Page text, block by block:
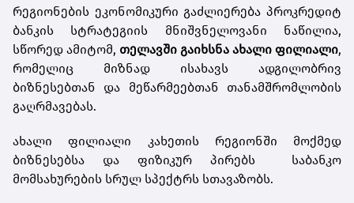
რეგიონების ეკონომიკური გაძლიერება პროკრედიტ
ბანკის სტრატეგიის მნიშვნელოვანი ნაწილია,
სწორედ ამიტომ, თელავში გაიხსნა ახალი ფილიალი,
რომელიც მიზნად ისახავს ადგილობრივ
ბიზნესებთან და მეწარმეებთან თანამშრომლობის
გაღრმავებას.
ახალი ფილიალი კახეთის რეგიონში მოქმედ
ბიზნესებსა და ფიზიკურ პირებს საბანკო
მომსახურების სრულ სპექტრს სთავაზობს.